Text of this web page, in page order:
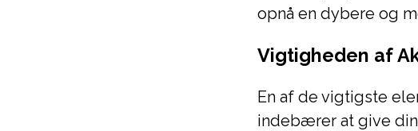
opnå en dybere og
Vigtigheden af
En af de vigtigste
indebærer at give